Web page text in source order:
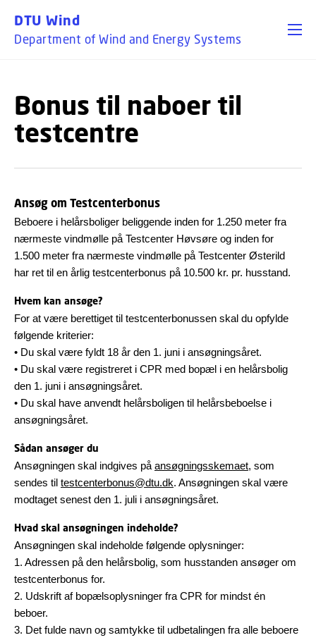
DTU Wind
Department of Wind and Energy Systems
Bonus til naboer til
testcentre
Ansøg om Testcenterbonus
Beboere i helårsboliger beliggende inden for 1.250 meter fra
nærmeste vindmølle på Testcenter Høvsøre og inden for
1.500 meter fra nærmeste vindmølle på Testcenter Østerild
har ret til en årlig testcenterbonus på 10.500 kr. pr. husstand.
Hvem kan ansøge?
For at være berettiget til testcenterbonussen skal du opfylde
følgende kriterier:
• Du skal være fyldt 18 år den 1. juni i ansøgningsåret.
• Du skal være registreret i CPR med bopæl i en helårsbolig
den 1. juni i ansøgningsåret.
• Du skal have anvendt helårsboligen til helårsbeboelse i
ansøgningsåret.
Sådan ansøger du
Ansøgningen skal indgives på ansøgningsskemaet, som
sendes til testcenterbonus@dtu.dk. Ansøgningen skal være
modtaget senest den 1. juli i ansøgningsåret.
Hvad skal ansøgningen indeholde?
Ansøgningen skal indeholde følgende oplysninger:
1. Adressen på den helårsbolig, som husstanden ansøger om
testcenterbonus for.
2. Udskrift af bopælsoplysninger fra CPR for mindst én
beboer.
3. Det fulde navn og samtykke til udbetalingen fra alle beboere